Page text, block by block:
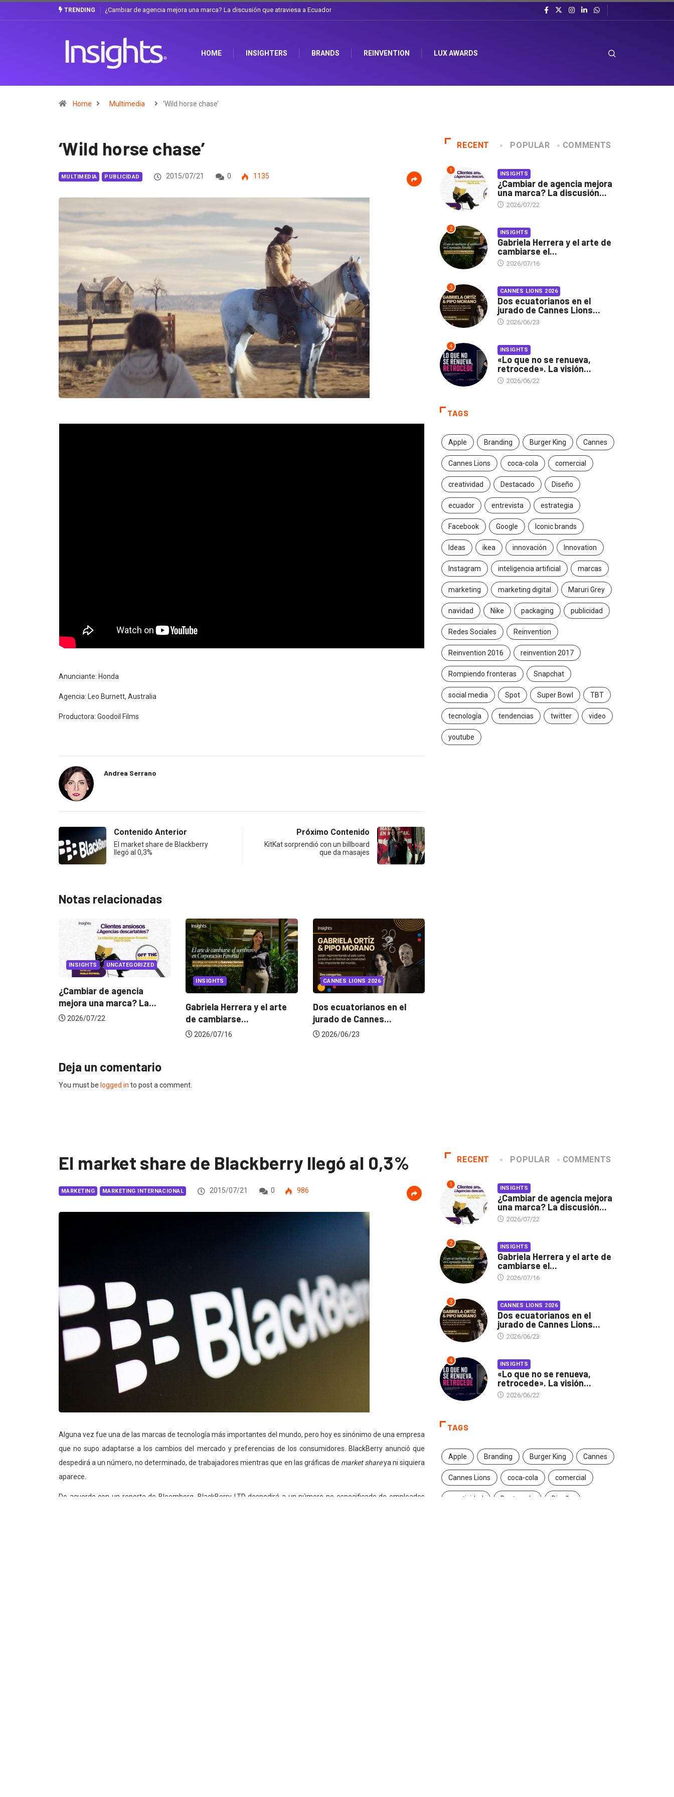
TRENDING
discusión que atraviesa a EcuadorGabriela Herrera y el arte de cambiarse el sombrero en Corporación Favorita
HOME INSIGHTERS BRANDS REINVENTION LUX AWARDS
Home Multimedia ‘Wild horse chase’
‘Wild horse chase’
MULTIMEDIA PUBLICIDAD 2015/07/21 0 1135
Anunciante: Honda
Agencia: Leo Burnett, Australia
Productora: Goodoil Films
Andrea Serrano
Contenido Anterior
El market share de Blackberry
llegó al 0,3%
Próximo Contenido
KitKat sorprendió con un billboard
que da masajes
Notas relacionadas
UNCATEGORIZED
de agencia
una marca? La...
Gabriela Herrera y el arte
de cambiarse...
CANNES LIONS 2026
Dos ecuatorianos en el
jurado de Cannes...
INSIGHTS UNCATEGORIZED
¿Cambiar de agencia
mejora una marca? La...
2026/07/22
Deja un comentario
You must be logged in to post a comment.
RECENT POPULAR COMMENTS
1 INSIGHTS
¿Cambiar de agencia mejora
una marca? La discusión...
2026/07/22
2 INSIGHTS
Gabriela Herrera y el arte de
cambiarse el...
2026/07/16
3 CANNES LIONS 2026
Dos ecuatorianos en el
jurado de Cannes Lions...
2026/06/23
4 INSIGHTS
«Lo que no se renueva,
retrocede». La visión...
2026/06/22
TAGS
Apple Branding Burger King Cannes
Cannes Lions coca-cola comercial
creatividad Destacado Diseño
ecuador entrevista estrategia
Facebook Google Iconic brands
Ideas ikea innovación Innovation
Instagram inteligencia artificial marcas
marketing marketing digital Maruri Grey
navidad Nike packaging publicidad
Redes Sociales Reinvention
Reinvention 2016 reinvention 2017
Rompiendo fronteras Snapchat
social media Spot Super Bowl TBT
tecnología tendencias twitter video
youtube
El market share de Blackberry llegó al 0,3%
MARKETING MARKETING INTERNACIONAL 2015/07/21 0 986
Alguna vez fue una de las marcas de tecnología más importantes del mundo, pero hoy es sinónimo de una empresa
que no supo adaptarse a los cambios del mercado y preferencias de los consumidores. BlackBerry anunció que
despedirá a un número, no determinado, de trabajadores mientras que en las gráficas de market shareya ni siquiera
aparece.
De acuerdo con un reporte de Bloomberg, BlackBerry LTD despedirá a un número no especificado de empleados
RECENT POPULAR COMMENTS
1 INSIGHTS
¿Cambiar de agencia mejora
una marca? La discusión...
2026/07/22
2 INSIGHTS
Gabriela Herrera y el arte de
cambiarse el...
2026/07/16
3 CANNES LIONS 2026
Dos ecuatorianos en el
jurado de Cannes Lions...
2026/06/23
4 INSIGHTS
«Lo que no se renueva,
retrocede». La visión...
2026/06/22
TAGS
Apple Branding Burger King Cannes
Cannes Lions coca-cola comercial
creatividad Destacado Diseño